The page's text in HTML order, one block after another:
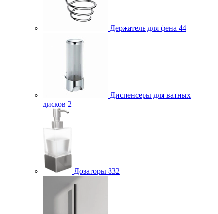
Держатель для фена 44
Диспенсеры для ватных
дисков 2
Дозаторы 832